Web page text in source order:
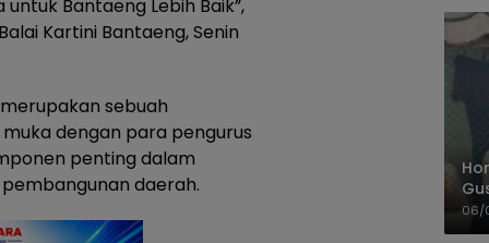
Bantaeng Lebih Baik”,
Kartini Bantaeng, Senin
sebuah
dengan para pengurus
penting dalam
daerah.
06/